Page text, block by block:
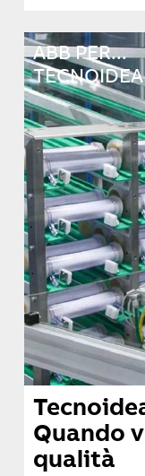
ABB PER...
Quando
qualità